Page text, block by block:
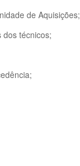
de Aquisições;
técnicos;